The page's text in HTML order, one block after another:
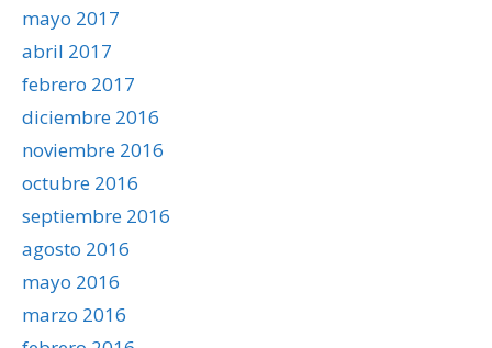
mayo 2017
abril 2017
febrero 2017
diciembre 2016
noviembre 2016
octubre 2016
septiembre 2016
agosto 2016
mayo 2016
marzo 2016